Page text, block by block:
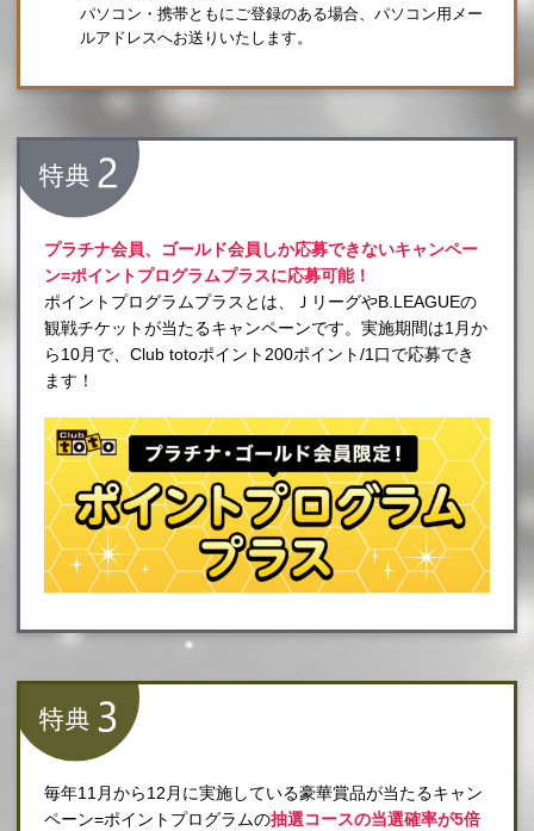
パソコン・携帯ともにご登録のある場合、パソコン用メー
ルアドレスへお送りいたします。
プラチナ会員、ゴールド会員しか応募できないキャンペー
ン=ポイントプログラムプラスに応募可能！
ポイントプログラムプラスとは、ＪリーグやB.LEAGUEの
観戦チケットが当たるキャンペーンです。実施期間は1月か
ら10月で、Club totoポイント200ポイント/1口で応募でき
ます！
毎年11月から12月に実施している豪華賞品が当たるキャン
ペーン=ポイントプログラムの抽選コースの当選確率が5倍